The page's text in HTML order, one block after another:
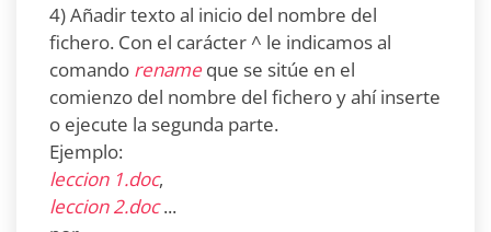
4) Añadir texto al inicio del nombre del
fichero. Con el carácter ^ le indicamos al
comando rename que se sitúe en el
comienzo del nombre del fichero y ahí inserte
o ejecute la segunda parte.
Ejemplo:
leccion 1.doc,
leccion 2.doc...